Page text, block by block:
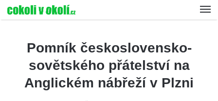
Pomník československo-
sovětského přátelství na
Anglickém nábřeží v Plzni